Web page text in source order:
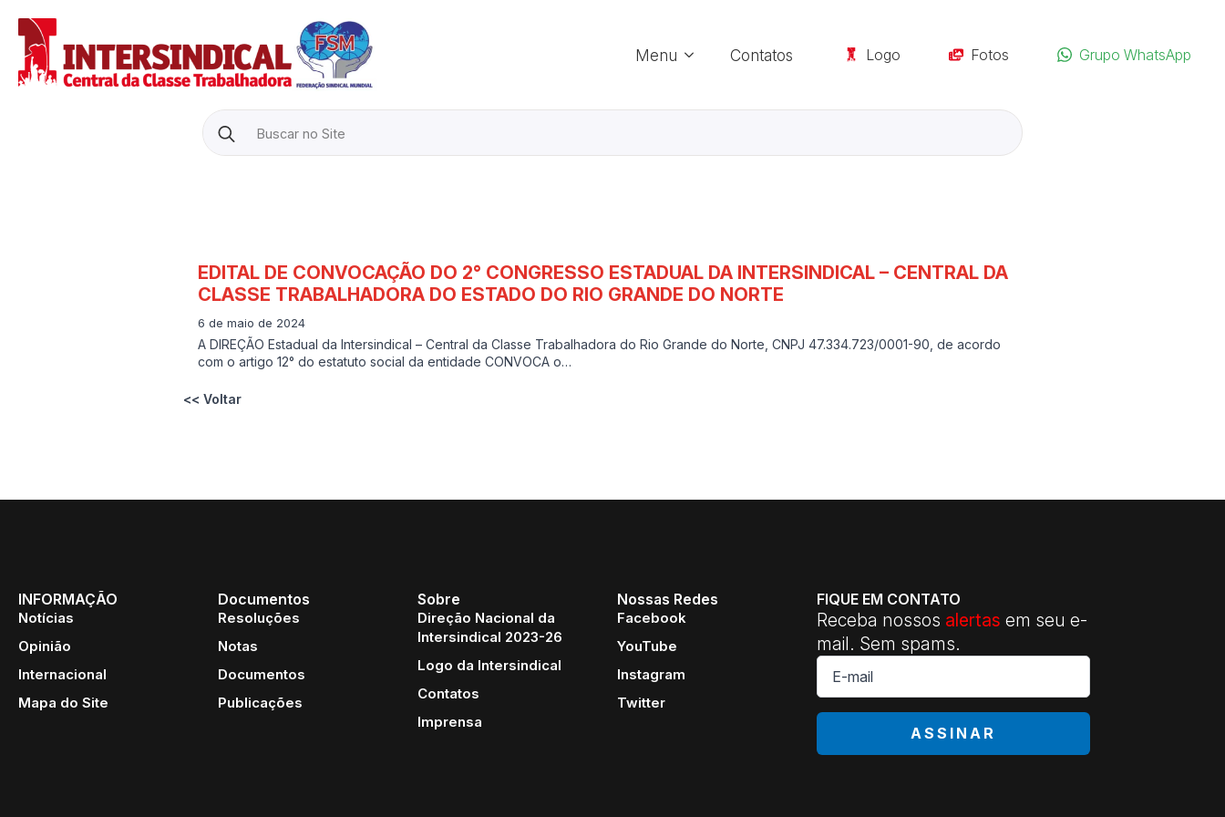
Menu Contatos Logo Fotos Grupo WhatsApp
Search
for:
EDITAL DE CONVOCAÇÃO DO 2° CONGRESSO ESTADUAL DA INTERSINDICAL – CENTRAL DA
CLASSE TRABALHADORA DO ESTADO DO RIO GRANDE DO NORTE
6 de maio de 2024
A DIREÇÃO Estadual da Intersindical – Central da Classe Trabalhadora do Rio Grande do Norte, CNPJ 47.334.723/0001-90, de acordo
com o artigo 12° do estatuto social da entidade CONVOCA o…
<< Voltar
INFORMAÇÃO
Notícias
Opinião
Internacional
Mapa do Site
Documentos
Resoluções
Notas
Documentos
Publicações
Sobre
Direção Nacional da
Intersindical 2023-26
Logo da Intersindical
Contatos
Imprensa
Nossas Redes
Facebook
YouTube
Instagram
Twitter
FIQUE EM CONTATO
Receba nossos alertas em seu e-
mail. Sem spams.
E-
mail
ASSINAR